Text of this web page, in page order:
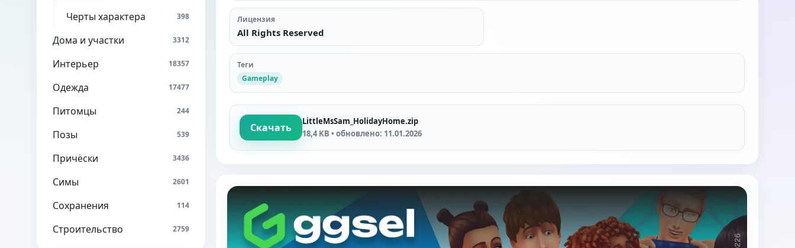
Черты характера 398
Дома и участки 3312
Интерьер 18357
Одежда 17477
Питомцы 244
Позы 539
Причёски 3436
Симы 2601
Сохранения 114
Строительство 2759
Лицензия
All Rights Reserved
Теги
Gameplay
Скачать
LittleMsSam_HolidayHome.zip
18,4 KB • обновлено: 11.01.2026